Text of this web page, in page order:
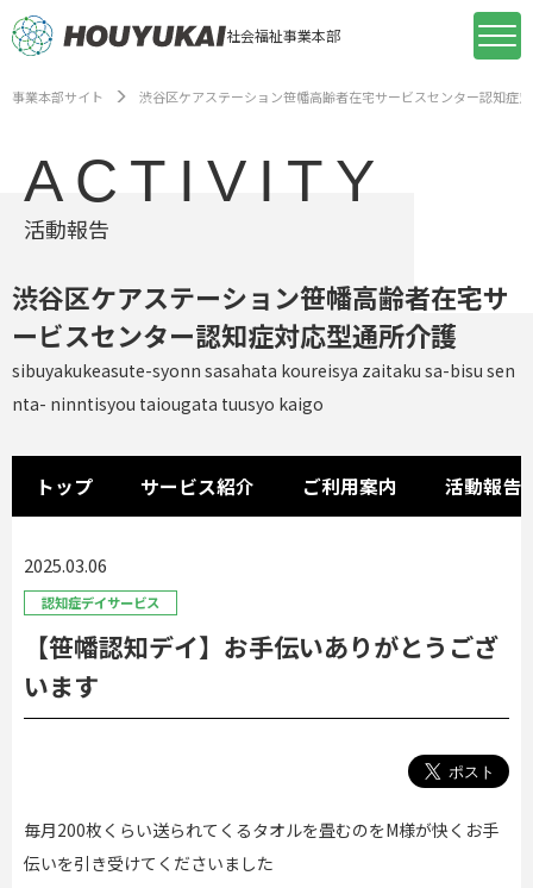
社会福祉事業本部
事業本部サイト 渋谷区ケアステーション笹幡高齢者在宅サービスセンター認知症
ACTIVITY
活動報告
渋谷区ケアステーション笹幡高齢者在宅サ
ービスセンター認知症対応型通所介護
sibuyakukeasute-syonn sasahata koureisya zaitaku sa-bisu sen
nta- ninntisyou taiougata tuusyo kaigo
トップ サービス紹介 ご利用案内 活動報告
2025.03.06
認知症デイサービス
【笹幡認知デイ】お手伝いありがとうござ
います
毎月200枚くらい送られてくるタオルを畳むのをM様が快くお手
伝いを引き受けてくださいました